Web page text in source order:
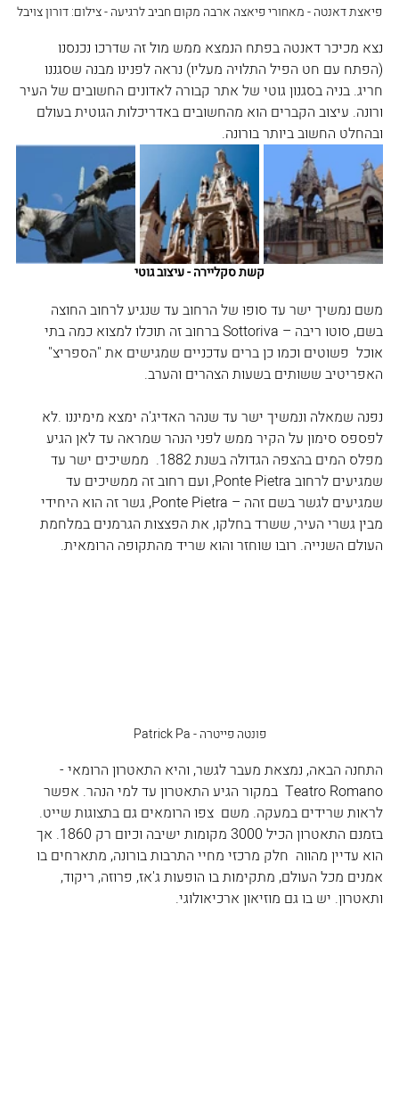
פיאצת דאנטה - מאחורי פיאצה ארבה מקום חביב לרגיעה - צילום: דורון צויבל
נצא מכיכר דאנטה בפתח הנמצא ממש מול זה שדרכו נכנסנו
(הפתח עם חט הפיל התלויה מעליו) נראה לפנינו מבנה שסגננו
חריג. בניה בסגנון גוטי של אתר קבורה לאדונים החשובים של העיר
ורונה. עיצוב הקברים הוא מהחשובים באדריכלות הגוטית בעולם
ובהחלט החשוב ביותר בורונה.
קשת סקליירה - עיצוב גוטי
משם נמשיך ישר עד סופו של הרחוב עד שנגיע לרחוב החוצה
בשם, סוטו ריבה – Sottoriva ברחוב זה תוכלו למצוא כמה בתי
אוכל  פשוטים וכמו כן ברים עדכניים שמגישים את "הספריצ"
האפריטיב ששותים בשעות הצהרים והערב.
נפנה שמאלה ונמשיך ישר עד שנהר האדיג'ה ימצא מימיננו .לא
לפספס סימון על הקיר ממש לפני הנהר שמראה עד לאן הגיע
מפלס המים בהצפה הגדולה בשנת 1882.  ממשיכים ישר עד
שמגיעים לרחוב Ponte Pietra, ועם רחוב זה ממשיכים עד
שמגיעים לגשר בשם זהה – Ponte Pietra, גשר זה הוא היחידי
מבין גשרי העיר, ששרד בחלקו, את הפצצות הגרמנים במלחמת
העולם השנייה. רובו שוחזר והוא שריד מהתקופה הרומאית.
פונטה פייטרה - Patrick Pa
התחנה הבאה, נמצאת מעבר לגשר, והיא התאטרון הרומאי -
Teatro Romano  במקור הגיע התאטרון עד למי הנהר. אפשר
לראות שרידים במעקה. משם  צפו הרומאים גם בתצוגות שייט.
בזמנם התאטרון הכיל 3000 מקומות ישיבה וכיום רק 1860. אך
הוא עדיין מהווה  חלק מרכזי מחיי התרבות בורונה, מתארחים בו
אמנים מכל העולם, מתקימות בו הופעות ג'אז, פרוזה, ריקוד,
ותאטרון. יש בו גם מוזיאון ארכיאולוגי.